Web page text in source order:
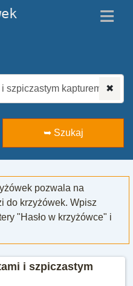
≡
✖
➥ Szukaj
pozwala na
do krzyżówek. Wpisz
"Hasło w krzyżówce" i
i szpiczastym